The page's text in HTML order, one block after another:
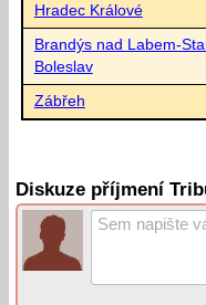
Hradec Králové
Brandýs nad Labem-
Boleslav
Zábřeh
Diskuze příjmení